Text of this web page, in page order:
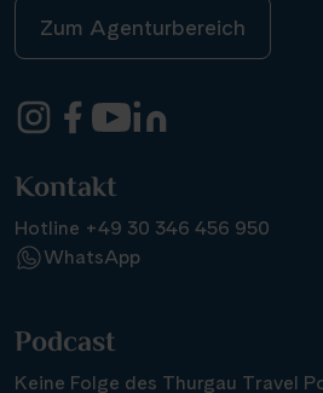
Zum Agenturbereich
Kontakt
Hotline +49 30 346 456 950
WhatsApp
Podcast
Keine Folge des Thurgau Travel